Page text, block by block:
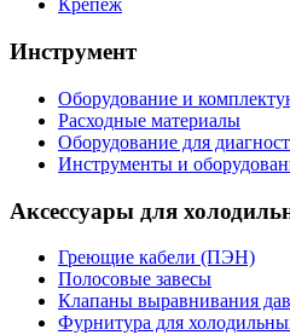
Крепеж
Инструмент
Оборудование и
Расходные материалы
Оборудование для
Инструменты и
Аксессуары для
Греющие кабели (ПЭН)
Полосовые завесы
Клапаны выравнивания
Фурнитура для